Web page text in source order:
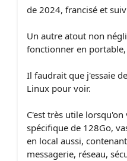
de 2024, francisé et
Un autre atout non
fonctionner en
Il faudrait que j'essaie
Linux pour voir.
C'est très utile
spécifique de 128Go,
en local aussi,
messagerie, réseau,